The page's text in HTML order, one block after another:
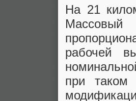
На 21
Массовый
рабочей
при таком